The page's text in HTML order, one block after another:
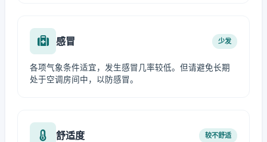
感冒 少发
各项气象条件适宜，发生感冒几率较低。但请避免长期
处于空调房间中，以防感冒。
舒适度 较不舒适